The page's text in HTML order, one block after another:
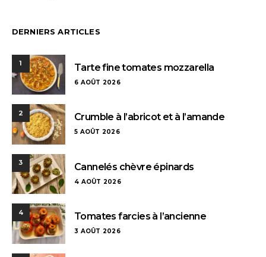
DERNIERS ARTICLES
1 Tarte fine tomates mozzarella
6 AOÛT 2026
2 Crumble à l’abricot et à l’amande
5 AOÛT 2026
3 Cannelés chèvre épinards
4 AOÛT 2026
4 Tomates farcies à l’ancienne
3 AOÛT 2026